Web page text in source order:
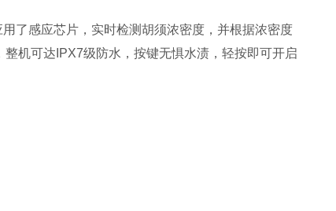
了感应芯片，实时检测胡须浓密度，并根据浓密度
机可达IPX7级防水，按键无惧水渍，轻按即可开启